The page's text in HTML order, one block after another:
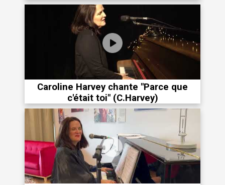
Caroline Harvey chante "Parce que
c'était toi" (C.Harvey)